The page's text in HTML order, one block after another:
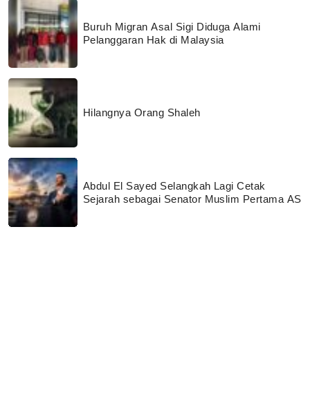
Buruh Migran Asal Sigi Diduga Alami
Pelanggaran Hak di Malaysia
Hilangnya Orang Shaleh
Abdul El Sayed Selangkah Lagi Cetak
Sejarah sebagai Senator Muslim Pertama AS